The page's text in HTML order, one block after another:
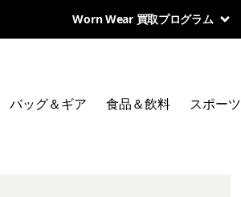
Worn Wear 買取プログラム
バッグ＆ギア 食品＆飲料 スポーツ